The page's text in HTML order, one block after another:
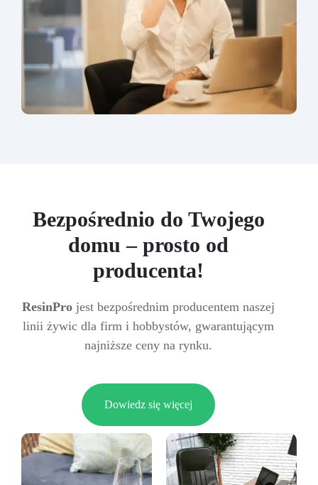
Bezpośrednio do Twojego
domu – prosto od
producenta!
ResinPro jest bezpośrednim producentem naszej
linii żywic dla firm i hobbystów, gwarantującym
najniższe ceny na rynku.
Dowiedz się więcej